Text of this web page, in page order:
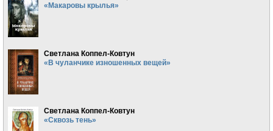
«Макаровы крылья»
Светлана Коппел-Ковтун
«В чуланчике изношенных вещей»
Светлана Коппел-Ковтун
«Сквозь тень»